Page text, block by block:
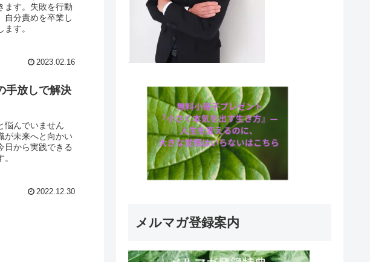
ます。失敗を行動
自分責めを卒業し
す。
2023.02.16
手放しで解決
悩んでいません
が未来へと向かい
日から実践できる
2022.12.30
メルマガ登録案内